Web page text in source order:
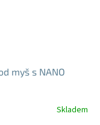
myš s NANO
Skladem